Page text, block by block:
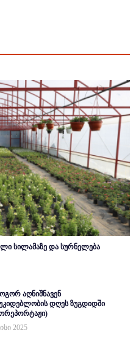
სილამაზე და სურნელება
აღნიშნავენ
დღეს ზუგდიდში
2025